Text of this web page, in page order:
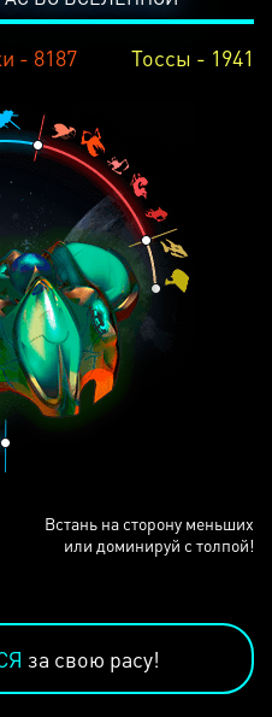
- 8187 Тоссы - 1941
Встань на сторону меньших
или доминируй с толпой!
за свою расу!